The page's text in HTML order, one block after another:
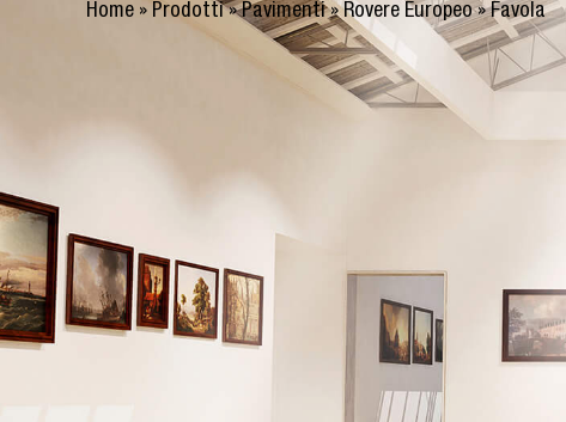
Home » Prodotti»Pavimenti»Rovere Europeo»Favola